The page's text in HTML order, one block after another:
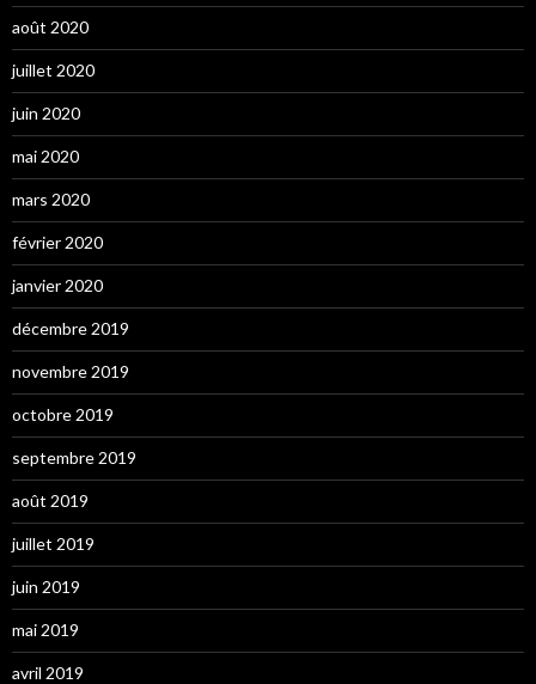
août 2020
juillet 2020
juin 2020
mai 2020
mars 2020
février 2020
janvier 2020
décembre 2019
novembre 2019
octobre 2019
septembre 2019
août 2019
juillet 2019
juin 2019
mai 2019
avril 2019